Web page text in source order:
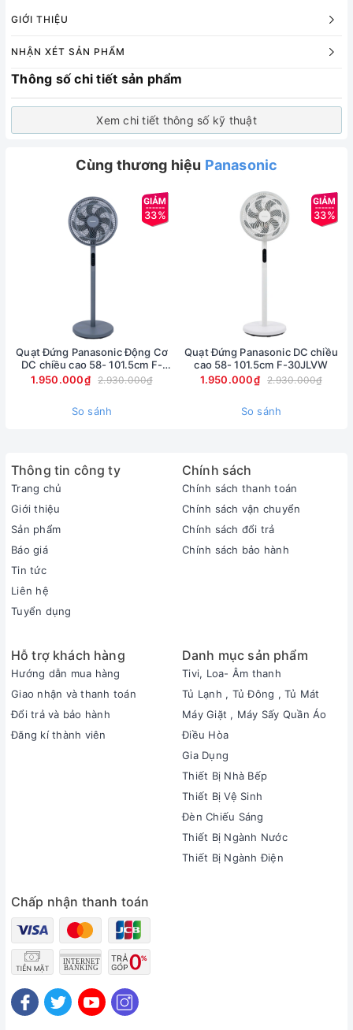
GIỚI THIỆU
NHẬN XÉT SẢN PHẨM
Thông số chi tiết sản phẩm
Xem chi tiết thông số kỹ thuật
Cùng thương hiệu Panasonic
33%
Quạt Đứng Panasonic Động Cơ
DC chiều cao 58- 101.5cm F-
30JLVG
1.950.000₫ 2.930.000₫
So sánh
33%
Quạt Đứng Panasonic DC chiều
cao 58- 101.5cm F-30JLVW
1.950.000₫
2.930.000₫
So sánh
Thông tin công ty
Trang chủ
Giới thiệu
Sản phẩm
Báo giá
Tin tức
Liên hệ
Tuyển dụng
Chính sách
Chính sách thanh toán
Chính sách vận chuyển
Chính sách đổi trả
Chính sách bảo hành
Hỗ trợ khách hàng
Hướng dẫn mua hàng
Giao nhận và thanh toán
Đổi trả và bảo hành
Đăng kí thành viên
Danh mục sản phẩm
Tivi, Loa- Âm thanh
Tủ Lạnh , Tủ Đông , Tủ Mát
Máy Giặt , Máy Sấy Quần Áo
Điều Hòa
Gia Dụng
Thiết Bị Nhà Bếp
Thiết Bị Vệ Sinh
Đèn Chiếu Sáng
Thiết Bị Ngành Nước
Thiết Bị Ngành Điện
Chấp nhận thanh toán